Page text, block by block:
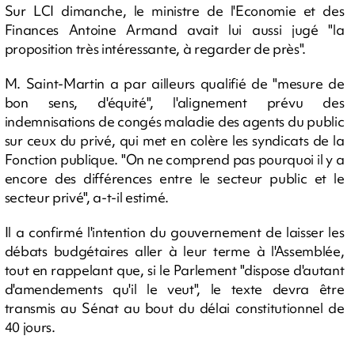
Sur LCI dimanche, le ministre de l'Economie et des
Finances Antoine Armand avait lui aussi jugé "la
proposition très intéressante, à regarder de près".
M. Saint-Martin a par ailleurs qualifié de "mesure de
bon sens, d'équité", l'alignement prévu des
indemnisations de congés maladie des agents du public
sur ceux du privé, qui met en colère les syndicats de la
Fonction publique. "On ne comprend pas pourquoi il y a
encore des différences entre le secteur public et le
secteur privé", a-t-il estimé.
Il a confirmé l'intention du gouvernement de laisser les
débats budgétaires aller à leur terme à l'Assemblée,
tout en rappelant que, si le Parlement "dispose d'autant
d'amendements qu'il le veut", le texte devra être
transmis au Sénat au bout du délai constitutionnel de
40 jours.